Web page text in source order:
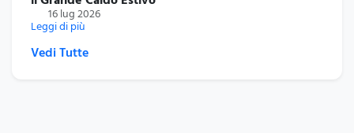
16 lug 2026
Leggi di più
Vedi Tutte